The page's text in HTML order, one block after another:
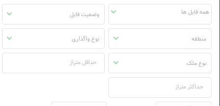
وضعیت فایل
منطقه نوع واگذاری
نوع ملک